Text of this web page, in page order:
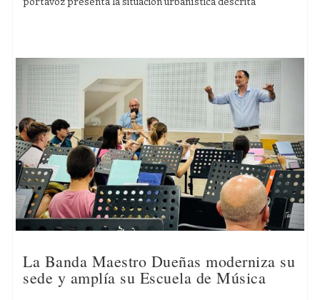
La Banda Maestro Dueñas moderniza su
sede y amplía su Escuela de Música